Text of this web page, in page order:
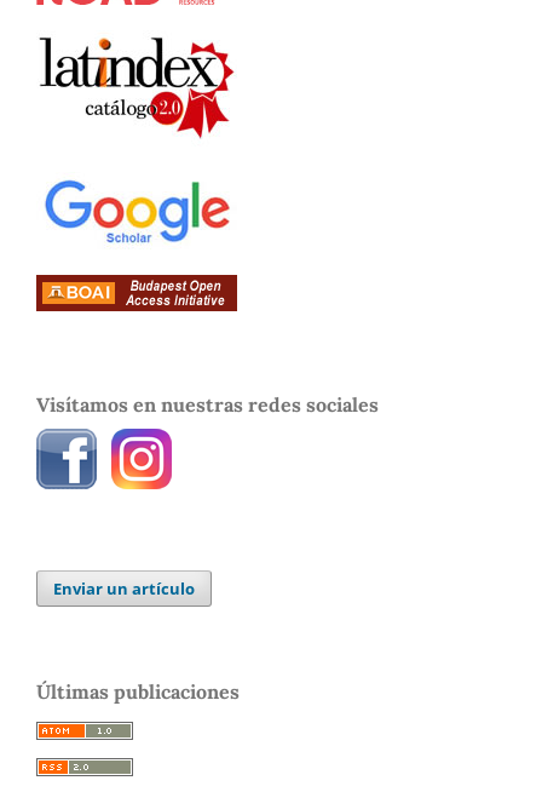
Visítamos en nuestras redes sociales
Enviar un artículo
Últimas publicaciones